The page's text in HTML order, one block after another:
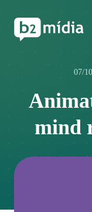
07/
mind